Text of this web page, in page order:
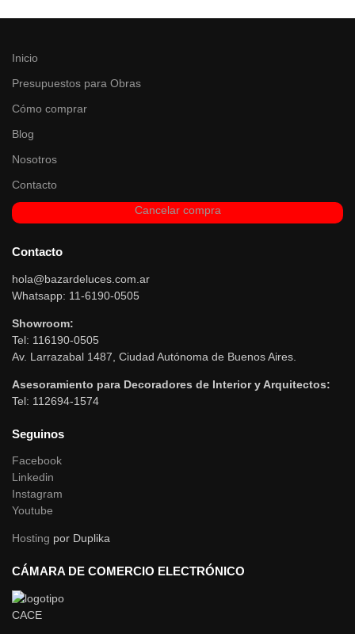
Inicio
Presupuestos para Obras
Cómo comprar
Blog
Nosotros
Contacto
Cancelar compra
Contacto
hola@bazardeluces.com.ar
Whatsapp: 11-6190-0505
Showroom:
Tel: 116190-0505
Av. Larrazabal 1487, Ciudad Autónoma de Buenos Aires.
Asesoramiento para Decoradores de Interior y Arquitectos:
Tel: 112694-1574
Seguinos
Facebook
Linkedin
Instagram
Youtube
Hosting por Duplika
CÁMARA DE COMERCIO ELECTRÓNICO